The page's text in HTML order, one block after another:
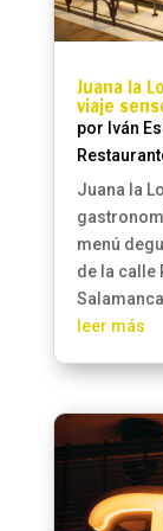
Juana la
viaje
por Iván
Juana la
menú
de la calle
leer más